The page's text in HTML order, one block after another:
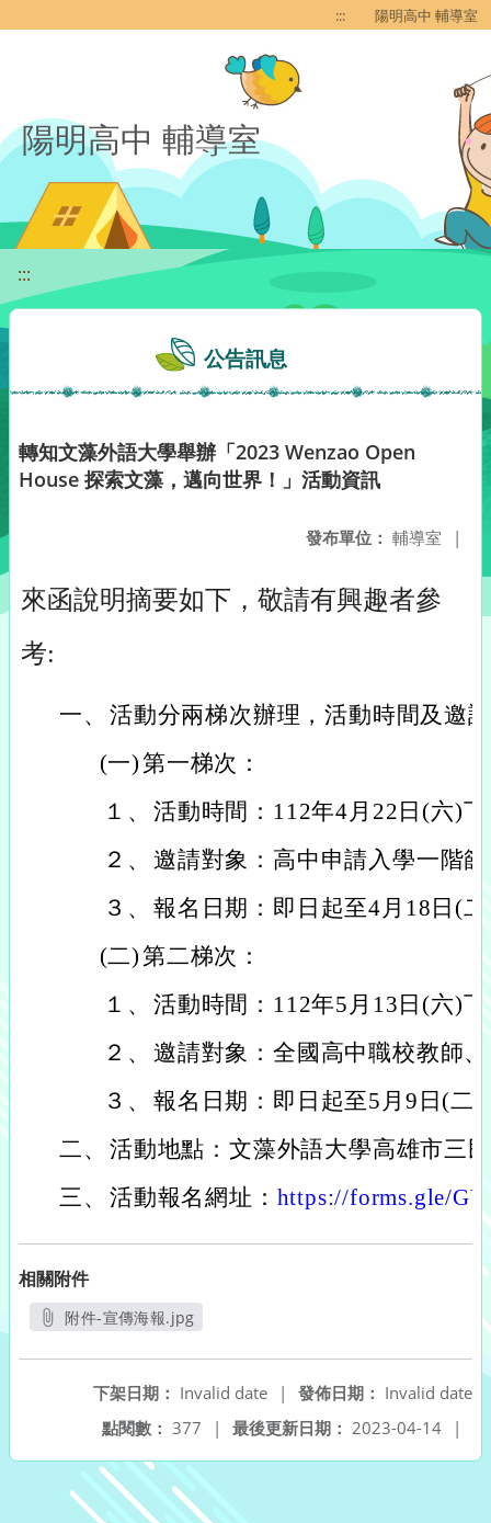
::: 陽明高中 輔導室
陽明高中 輔導室
:::
公告訊息
轉知文藻外語大學舉辦「2023 Wenzao Open
House 探索文藻，邁向世界！」活動資訊
發布單位： 輔導室 |
來函說明摘要如下，敬請有興趣者參
考:
一、 活動分兩梯次辦理，活動時間及邀
(一)第一梯次：
１、 活動時間：112年4月22日(六)
２、 邀請對象：高中申請入學一階
３、 報名日期：即日起至4月18日(
(二)第二梯次：
１、 活動時間：112年5月13日(六)
２、 邀請對象：全國高中職校教師
３、 報名日期：即日起至5月9日(二)
二、 活動地點：文藻外語大學高雄市三
三、 活動報名網址： https://forms.gle/
相關附件
附件-宣傳海報.jpg
發佈日期： Invalid date
下架日期： Invalid date
|
最後更新日期： 2023-04-14 |
點閱數： 377 |